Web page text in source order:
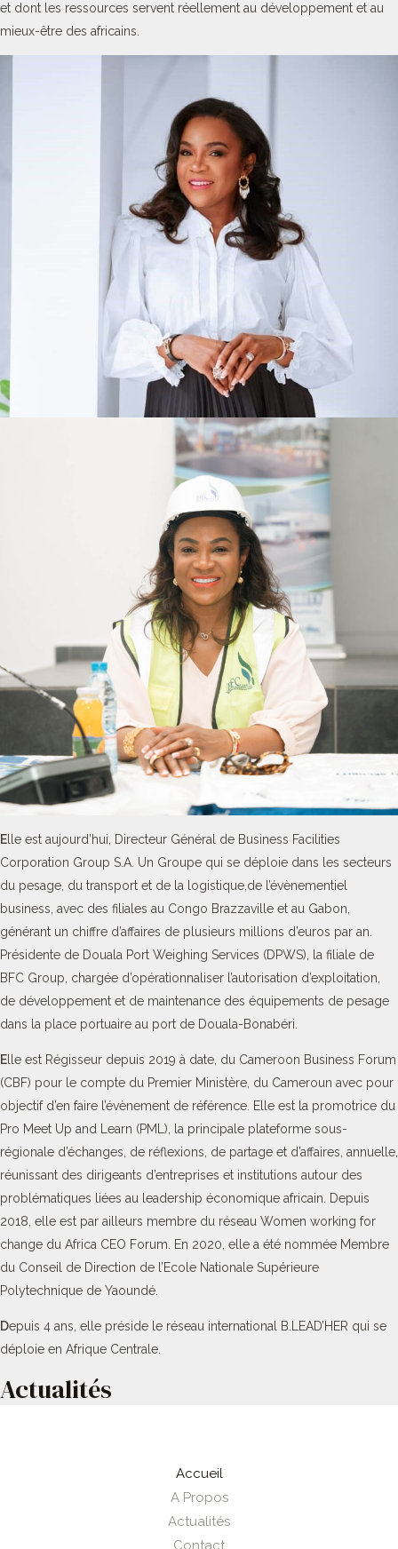
et dont les ressources servent réellement au développement et au
mieux-être des africains.
E lle est aujourd’hui, Directeur Général de Business Facilities
Corporation Group S.A. Un Groupe qui se déploie dans les secteurs
du pesage, du transport et de la logistique,de l’évènementiel
business, avec des filiales au Congo Brazzaville et au Gabon,
générant un chiffre d’affaires de plusieurs millions d’euros par an.
Présidente de Douala Port Weighing Services (DPWS), la filiale de
BFC Group, chargée d’opérationnaliser l’autorisation d’exploitation,
de développement et de maintenance des équipements de pesage
dans la place portuaire au port de Douala-Bonabéri.
E lle est Régisseur depuis 2019 à date, du Cameroon Business Forum
(CBF) pour le compte du Premier Ministère, du Cameroun avec pour
objectif d’en faire l’évènement de référence. Elle est la promotrice du
Pro Meet Up and Learn (PML), la principale plateforme sous-
régionale d’échanges, de réflexions, de partage et d’affaires, annuelle,
réunissant des dirigeants d’entreprises et institutions autour des
problématiques liées au leadership économique africain. Depuis
2018, elle est par ailleurs membre du réseau Women working for
change du Africa CEO Forum. En 2020, elle a été nommée Membre
du Conseil de Direction de l’Ecole Nationale Supérieure
Polytechnique de Yaoundé.
Depuis 4 ans, elle préside le réseau international B.LEAD’HER qui se
déploie en Afrique Centrale.
Actualités
Accueil
A Propos
Actualités
Contact